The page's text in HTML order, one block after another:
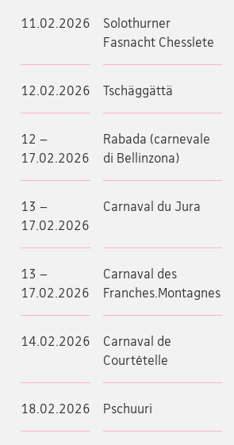
11.02.2026
Solothurner
Fasnacht Chesslete
12.02.2026 Tschäggättä
12 –
17.02.2026
Rabada (carnevale
di Bellinzona)
13 –
17.02.2026
Carnaval du Jura
13 –
17.02.2026
Carnaval des
Franches.Montagnes
14.02.2026
Carnaval de
Courtételle
18.02.2026 Pschuuri